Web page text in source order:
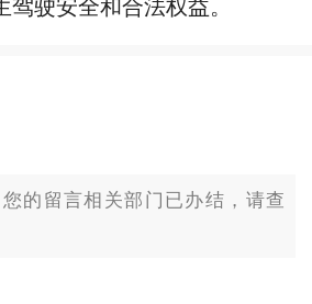
您的留言相关部门已办结，请查